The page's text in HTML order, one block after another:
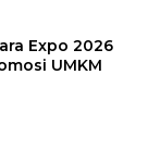
Expo 2026
UMKM